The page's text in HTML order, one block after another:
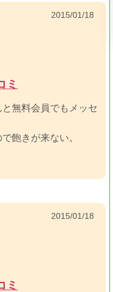
2015/01/18
ミ
と無料会員でもメッセ
飽きが来ない。
2015/01/18
ミ